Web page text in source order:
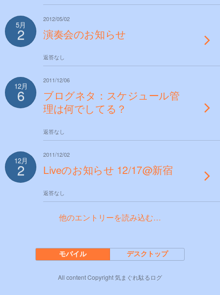
5月
2
2012/05/02
演奏会のお知らせ
返答なし
12月
6
2011/12/06
ブログネタ：スケジュール管
理は何でしてる？
返答なし
12月
2
2011/12/02
Liveのお知らせ 12/17@新宿
返答なし
他のエントリーを読み込む…
モバイル デスクトップ
All content Copyright 気まぐれ駄るログ